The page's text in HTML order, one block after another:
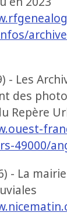
- Les
des
Repère
49000/
- La